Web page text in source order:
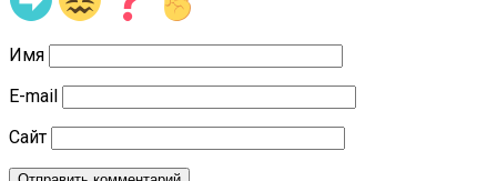
Имя
E-mail
Сайт